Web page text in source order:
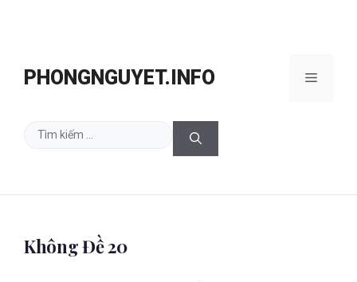
PHONGNGUYET.INFO Menu
Tìm
Không Đề 20